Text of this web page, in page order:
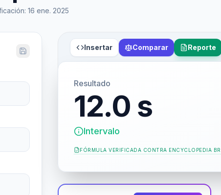
: 16 ene. 2025
Insertar Comparar Reporte
Resultado
12.0 s
Intervalo
FÓRMULA VERIFICADA CONTRA ENCYCLOPEDIA